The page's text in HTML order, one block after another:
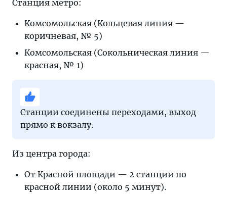
Станция метро:
Комсомольская (Кольцевая линия —
коричневая, № 5)
Комсомольская (Сокольническая линия —
красная, № 1)
Станции соединены переходами, выход
прямо к вокзалу.
Из центра города:
От Красной площади — 2 станции по
красной линии (около 5 минут).